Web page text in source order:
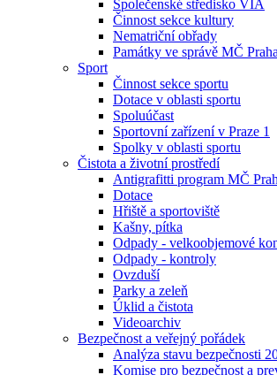
Společenské středisko VIA
Činnost sekce kultury
Nematriční obřady
Památky ve správě MČ
Sport
Činnost sekce sportu
Dotace v oblasti sportu
Spoluúčast
Sportovní zařízení v Praze 1
Spolky v oblasti sportu
Čistota a životní prostředí
Antigrafitti program MČ
Dotace
Hřiště a sportoviště
Kašny, pítka
Odpady - velkoobjemové
Odpady - kontroly
Ovzduší
Parky a zeleň
Úklid a čistota
Videoarchiv
Bezpečnost a veřejný pořádek
Analýza stavu bezpečnosti
Komise pro bezpečnost a